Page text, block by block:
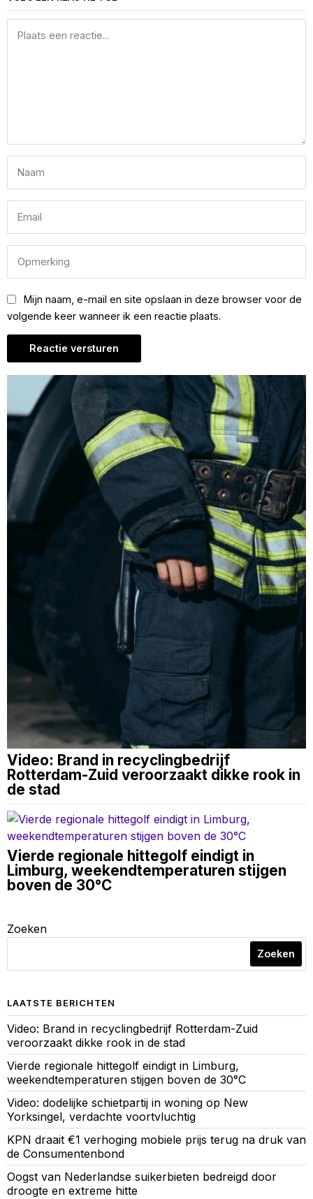
Mijn naam, e-mail en site opslaan in deze browser voor de
volgende keer wanneer ik een reactie plaats.
Video: Brand in recyclingbedrijf
Rotterdam-Zuid veroorzaakt dikke rook in
de stad
Vierde regionale hittegolf eindigt in
Limburg, weekendtemperaturen stijgen
boven de 30°C
Zoeken
Zoeken
LAATSTE BERICHTEN
Video: Brand in recyclingbedrijf Rotterdam-Zuid
veroorzaakt dikke rook in de stad
Vierde regionale hittegolf eindigt in Limburg,
weekendtemperaturen stijgen boven de 30°C
Video: dodelijke schietpartij in woning op New
Yorksingel, verdachte voortvluchtig
KPN draait €1 verhoging mobiele prijs terug na druk van
de Consumentenbond
Oogst van Nederlandse suikerbieten bedreigd door
droogte en extreme hitte